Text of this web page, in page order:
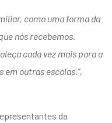
como uma forma da
nós recebemos.
cada vez mais para a
outras escolas.”,
da